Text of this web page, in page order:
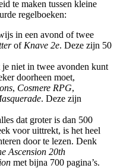
te maken tussen kleine
regelboeken:
in een avond of twee
of Knave 2e. Deze zijn 50
niet in twee avonden kunt
doorheen moet,
, Cosmere RPG,
. Deze zijn
dat groter is dan 500
voor uittrekt, is het heel
door te lezen. Denk
Ascension 20th
met bijna 700 pagina’s.